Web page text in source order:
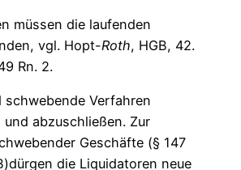
müssen die laufenden
vgl. Hopt-Roth, HGB, 42.
Rn. 2.
schwebende Verfahren
abzuschließen. Zur
Geschäfte (§ 147
die Liquidatoren neue